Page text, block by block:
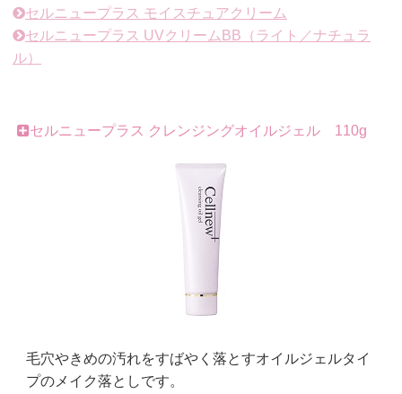
セルニュープラス モイスチュアクリーム
セルニュープラス UVクリームBB（ライト／ナチュラ
ル）
セルニュープラス クレンジングオイルジェル 110g
毛穴やきめの汚れをすばやく落とすオイルジェルタイ
プのメイク落としです。